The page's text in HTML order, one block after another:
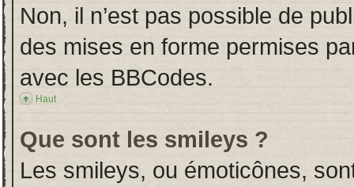
Non, il n’est pas possible de
des mises en forme permises
avec les BBCodes.
Haut
Que sont les smileys ?
Les smileys, ou émoticônes,